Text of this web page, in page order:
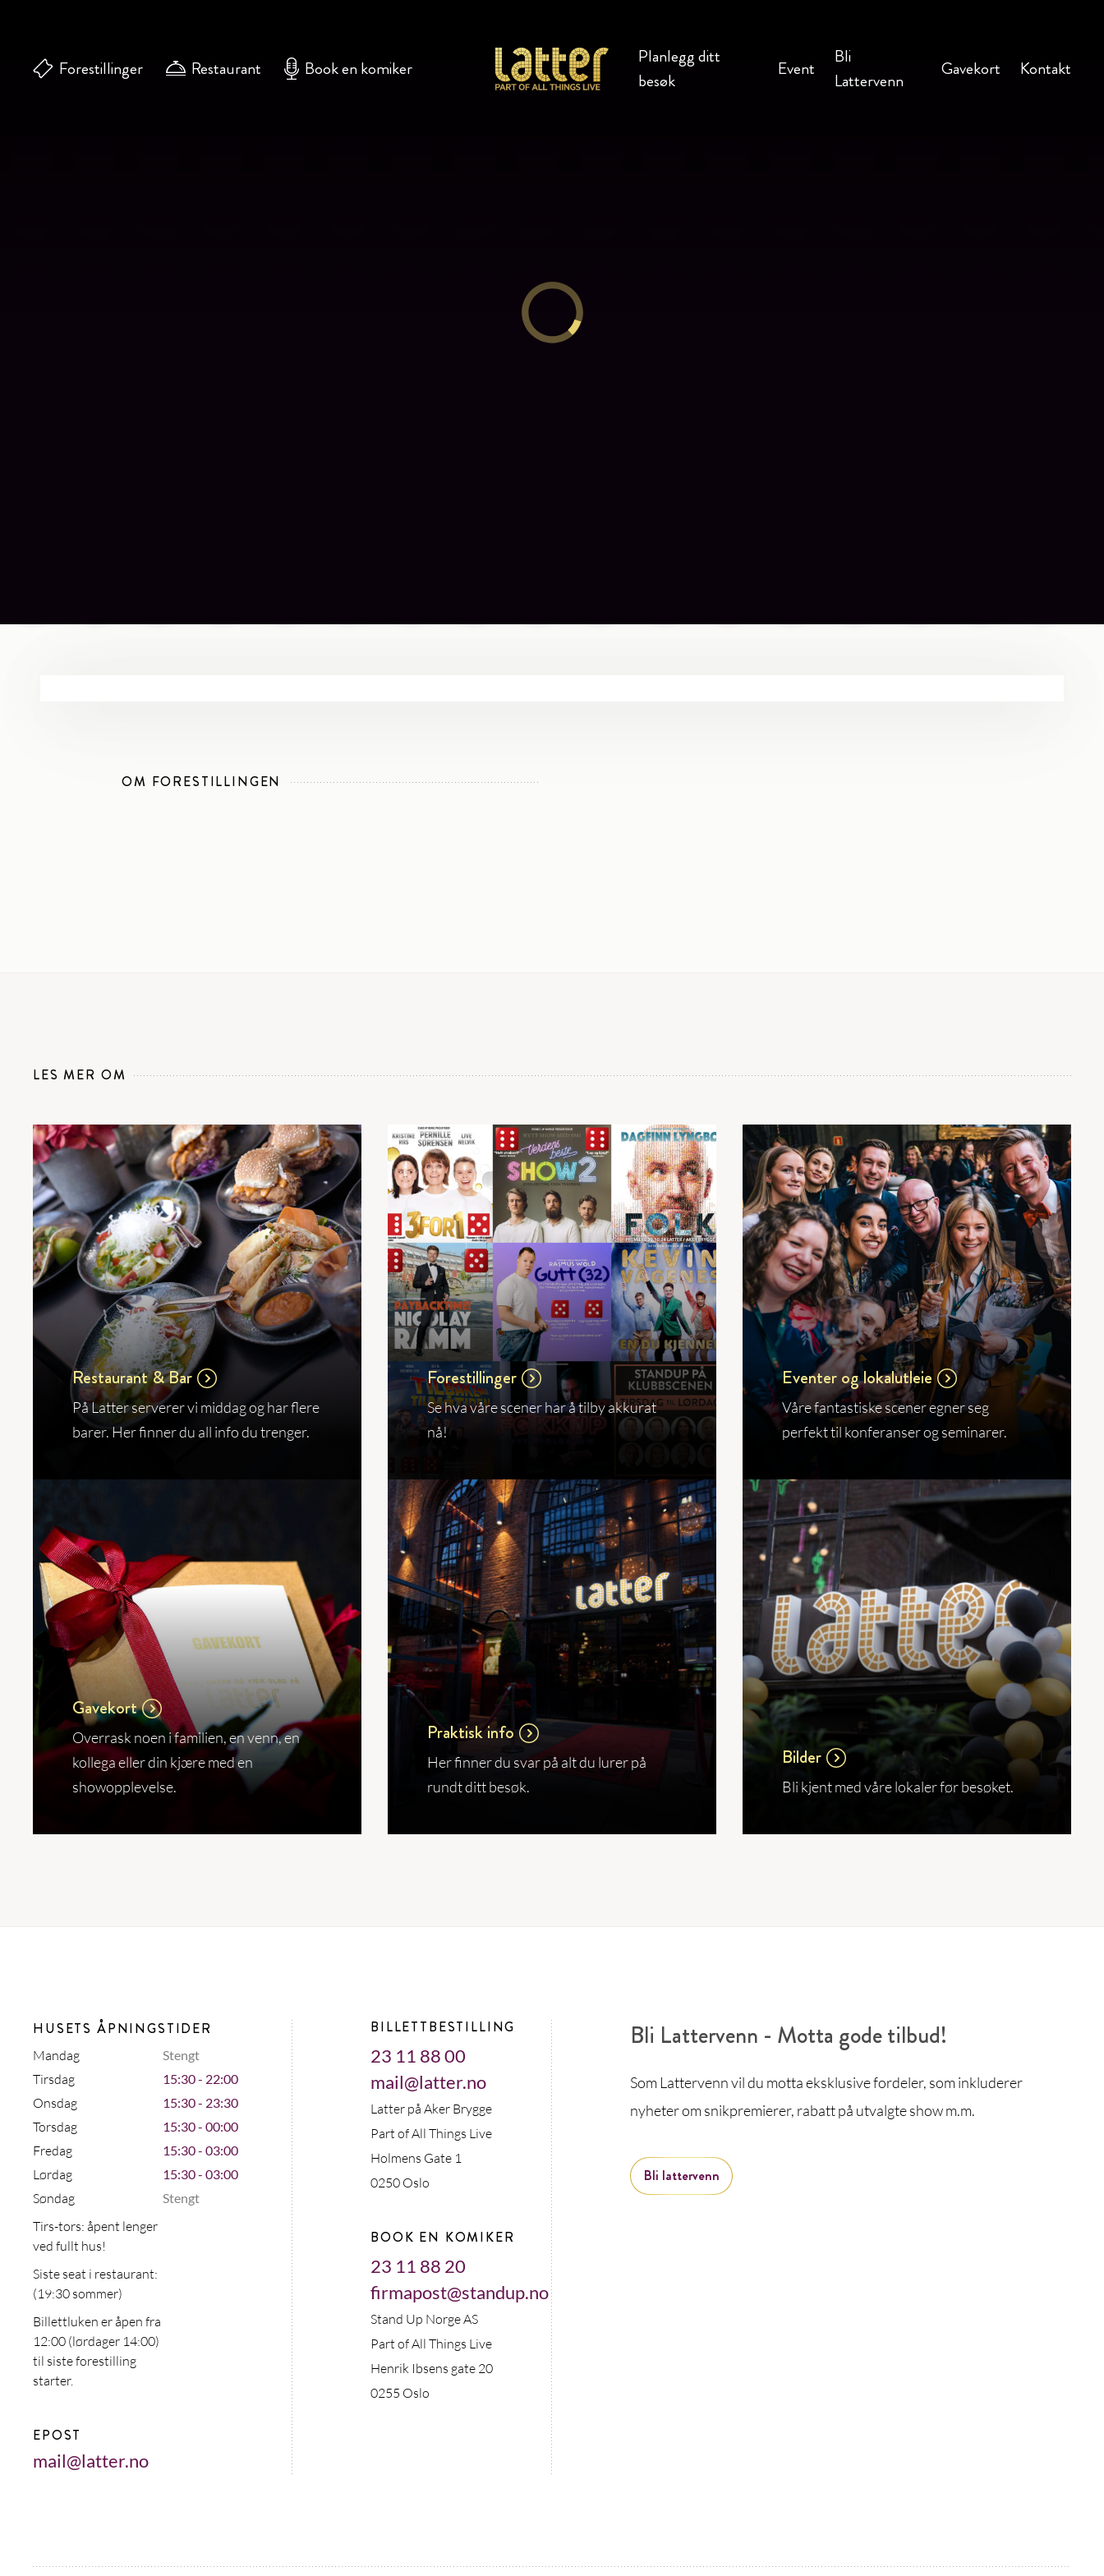
Forestillinger Restaurant Book en komiker
Planlegg ditt
besøk
Event
Bli
Lattervenn
Gavekort Kontakt
OM FORESTILLINGEN
LES MER OM
Restaurant & Bar
På Latter serverer vi middag og har flere
barer. Her finner du all info du trenger.
Forestillinger
Se hva våre scener har å tilby akkurat
nå!
Eventer og lokalutleie
Våre fantastiske scener egner seg
perfekt til konferanser og seminarer.
Gavekort
Overrask noen i familien, en venn, en
kollega eller din kjære med en
showopplevelse.
Praktisk info
Her finner du svar på alt du lurer på
rundt ditt besøk.
Bilder
Bli kjent med våre lokaler før besøket.
HUSETS ÅPNINGSTIDER
Mandag Stengt
Tirsdag 15:30 - 22:00
Onsdag 15:30 - 23:30
Torsdag 15:30 - 00:00
Fredag 15:30 - 03:00
Lørdag 15:30 - 03:00
Søndag Stengt
Tirs-tors: åpent lenger
ved fullt hus!
Siste seat i restaurant:
(19:30 sommer)
Billettluken er åpen fra
12:00 (lørdager 14:00)
til siste forestilling
starter.
EPOST
mail@latter.no
BILLETTBESTILLING
23 11 88 00
mail@latter.no
Latter på Aker Brygge
Part of All Things Live
Holmens Gate 1
0250 Oslo
BOOK EN KOMIKER
23 11 88 20
firmapost@standup.no
Stand Up Norge AS
Part of All Things Live
Henrik Ibsens gate 20
0255 Oslo
Bli Lattervenn - Motta gode tilbud!
Som Lattervenn vil du motta eksklusive fordeler, som inkluderer
nyheter om snikpremierer, rabatt på utvalgte show m.m.
Bli lattervenn